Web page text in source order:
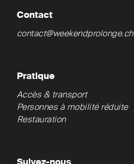
Contact
contact@weekendprolonge.ch
Pratique
Accès & transport
Personnes à mobilité réduite
Restauration